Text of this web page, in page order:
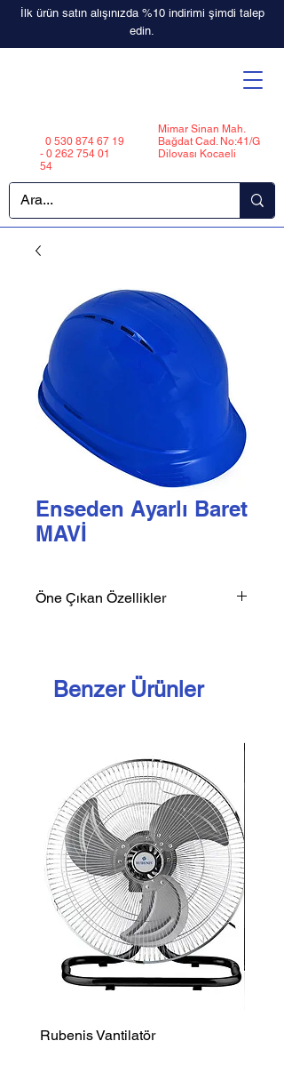
İlk ürün satın alışınızda %10 indirimi şimdi talep
edin.
0 530 874 67 19
- 0 262 754 01
54
Mimar Sinan Mah.
Bağdat Cad. No:41/G
Dilovası Kocaeli
Enseden Ayarlı Baret
MAVİ
Öne Çıkan Özellikler
Yükseklik ayarı özelliği
Benzer Ürünler
Rubenis Vantilatör